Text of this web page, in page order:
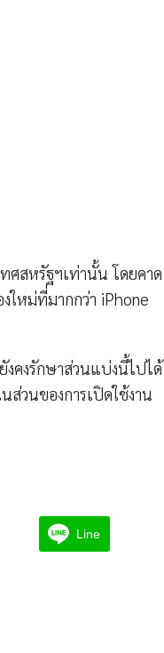
ทศสหรัฐฯเท่านั้น โดยคาด
ใหม่ที่มากกว่า iPhone
งคงรักษาส่วนแบ่งนี้ไปได้
วนของการเปิดใช้งาน
Line